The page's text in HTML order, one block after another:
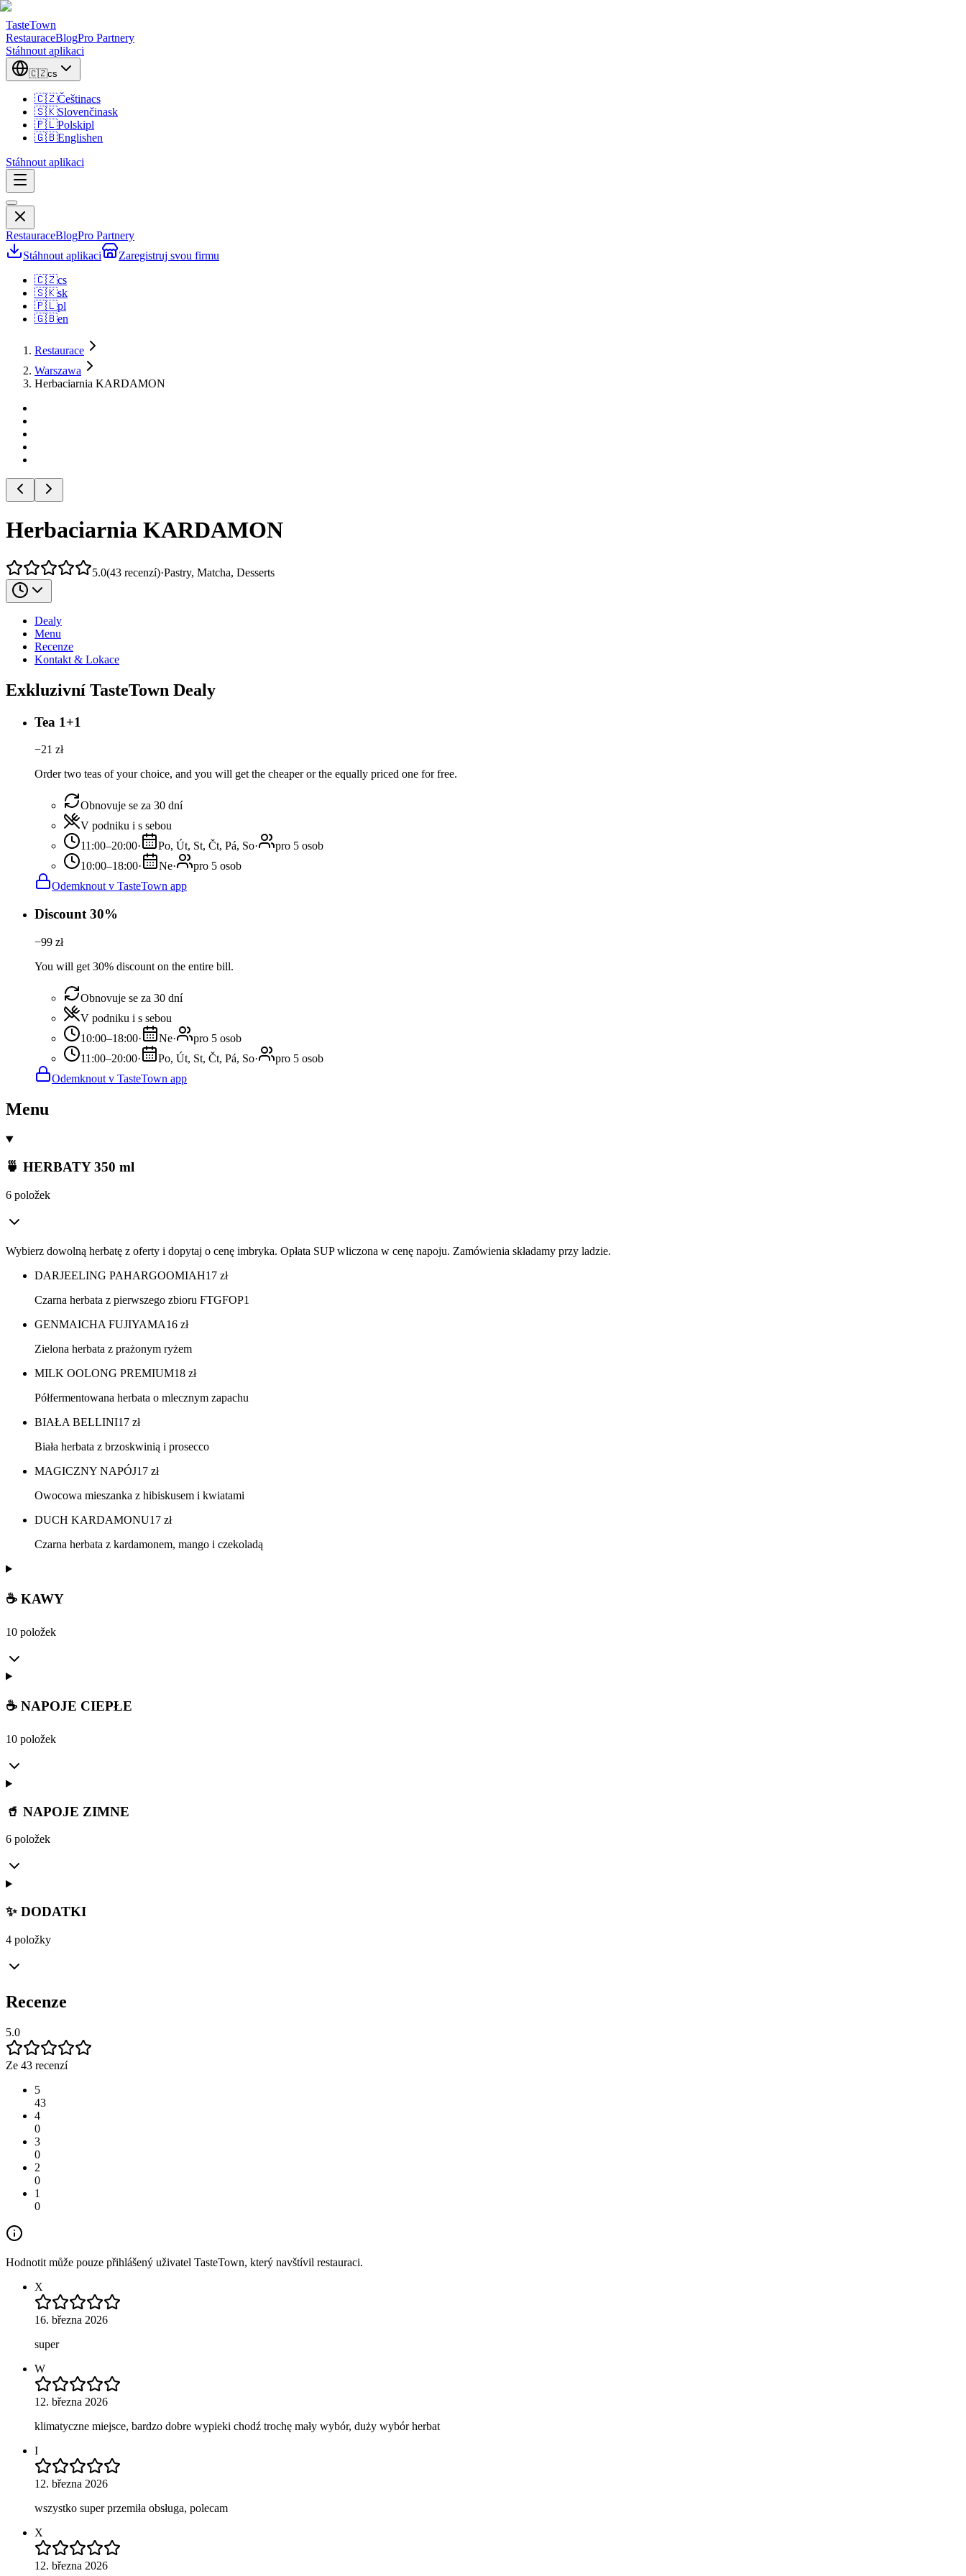
TasteTown
RestauraceBlogPro Partnery
Stáhnout aplikaci
🇨🇿cs
🇨🇿Češtinacs
🇸🇰Slovenčinask
🇵🇱Polskipl
🇬🇧Englishen
Stáhnout aplikaci
RestauraceBlogPro Partnery
Stáhnout aplikaci
Zaregistruj svou firmu
🇨🇿cs
🇸🇰sk
🇵🇱pl
🇬🇧en
Restaurace
Warszawa
Herbaciarnia KARDAMON
Herbaciarnia KARDAMON
5.0(43 recenzí)·Pastry, Matcha, Desserts
Dealy
Menu
Recenze
Kontakt & Lokace
Exkluzivní TasteTown Dealy
Tea 1+1
−21 zł
Order two teas of your choice, and you will get the cheaper or the equally priced one for free.
Obnovuje se za 30 dní
V podniku i s sebou
11:00–20:00· Po, Út, St, Čt, Pá, So·
pro 5 osob
10:00–18:00· Ne·
pro 5 osob
Odemknout v TasteTown app
Discount 30%
−99 zł
You will get 30% discount on the entire bill.
Obnovuje se za 30 dní
V podniku i s sebou
10:00–18:00· Ne·
pro 5 osob
11:00–20:00· Po, Út, St, Čt, Pá, So·
pro 5 osob
Odemknout v TasteTown app
Menu
🍵 HERBATY 350 ml
6 položek
Wybierz dowolną herbatę z oferty i dopytaj o cenę imbryka. Opłata SUP wliczona w cenę napoju. Zamówienia składamy przy ladzie.
DARJEELING PAHARGOOMIAH17 zł
Czarna herbata z pierwszego zbioru FTGFOP1
GENMAICHA FUJIYAMA16 zł
Zielona herbata z prażonym ryżem
MILK OOLONG PREMIUM18 zł
Półfermentowana herbata o mlecznym zapachu
BIAŁA BELLINI17 zł
Biała herbata z brzoskwinią i prosecco
MAGICZNY NAPÓJ17 zł
Owocowa mieszanka z hibiskusem i kwiatami
DUCH KARDAMONU17 zł
Czarna herbata z kardamonem, mango i czekoladą
☕ KAWY
10 položek
☕ NAPOJE CIEPŁE
10 položek
🥤 NAPOJE ZIMNE
6 položek
✨ DODATKI
4 položky
Recenze
5.0
Ze 43 recenzí
5
43
4
0
3
0
2
0
1
0
Hodnotit může pouze přihlášený uživatel TasteTown, který navštívil restauraci.
X
16. března 2026
super
W
12. března 2026
klimatyczne miejsce, bardzo dobre wypieki chodź trochę mały wybór, duży wybór herbat
I
12. března 2026
wszystko super przemiła obsługa, polecam
X
12. března 2026